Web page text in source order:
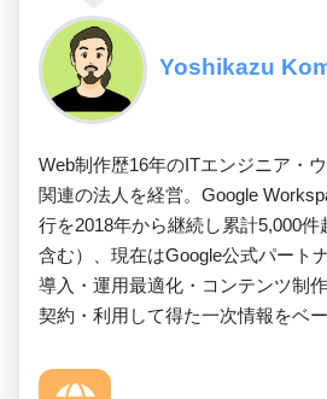
Yoshikazu
Web制作歴16年のITエンジニア・
関連の法人を経営。Google
行を2018年から継続し累計5,000件
含む）、現在はGoogle公式パート
導入・運用最適化・コンテンツ制
契約・利用して得た一次情報をベ